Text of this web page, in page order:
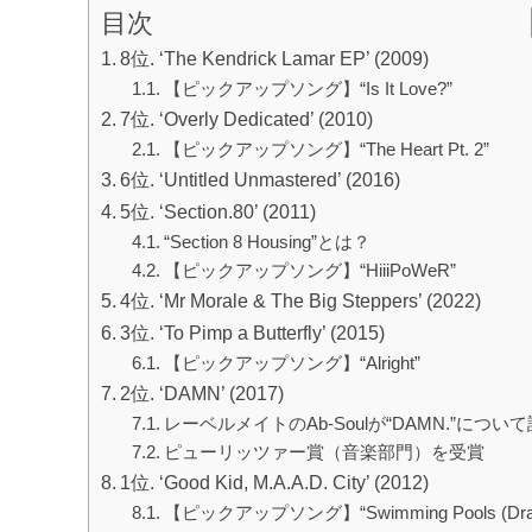
目次
8位. ‘The Kendrick Lamar EP’ (2009)
【ピックアップソング】“Is It Love?”
7位. ‘Overly Dedicated’ (2010)
【ピックアップソング】“The Heart Pt. 2”
6位. ‘Untitled Unmastered’ (2016)
5位. ‘Section.80’ (2011)
“Section 8 Housing”とは？
【ピックアップソング】“HiiiPoWeR”
4位. ‘Mr Morale & The Big Steppers’ (2022)
3位. ‘To Pimp a Butterfly’ (2015)
【ピックアップソング】“Alright”
2位. ‘DAMN’ (2017)
レーベルメイトのAb-Soulが“DAMN.”について
ピューリッツァー賞（音楽部門）を受賞
1位. ‘Good Kid, M.A.A.D. City’ (2012)
【ピックアップソング】“Swimming Pools